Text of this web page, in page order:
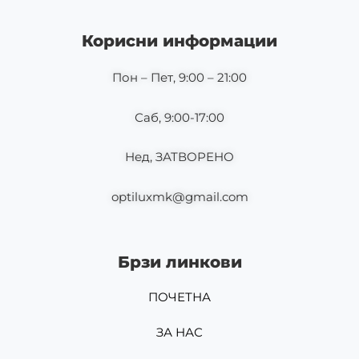
o
o
g
r
m
Корисни информации
Пон – Пет, 9:00 – 21:00
Саб, 9:00-17:00
Нед, ЗАТВОРЕНО
optiluxmk@gmail.com
Брзи линкови
ПОЧЕТНА
ЗА НАС